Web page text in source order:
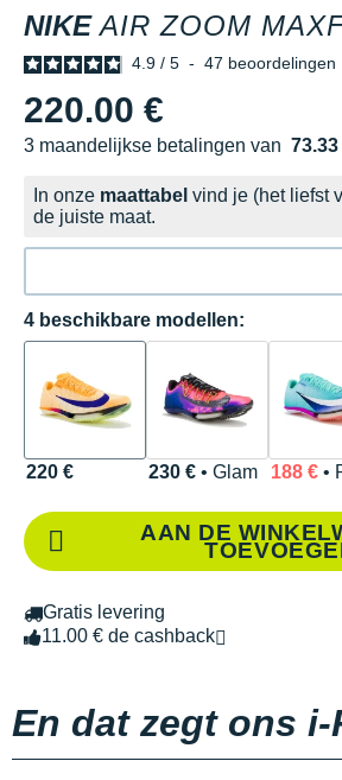
NIKE AIR ZOOM
4.9 / 5 - 47 beoordelingen
220.00 €
3 maandelijkse betalingen van 73.33
zonder kosten
In onze maattabel vind je (het liefst
de juiste maat.
4 beschikbare modellen:
220 € 230 €• Glam 188 €•
AAN DE
Gratis levering
11.00 € de cashback
En dat zegt ons i-